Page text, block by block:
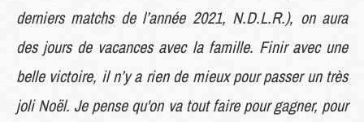
derniers matchs de l’année 2021, N.D.L.R.), on aura
des jours de vacances avec la famille. Finir avec une
belle victoire, il n’y a rien de mieux pour passer un très
joli Noël. Je pense qu'on va tout faire pour gagner, pour